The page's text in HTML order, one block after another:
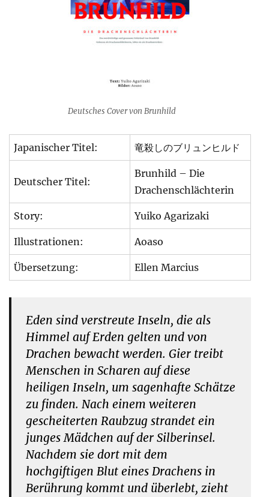
Deutsches Cover von Brunhild
Japanischer Titel: 竜殺しのブリュンヒルド
Deutscher Titel:
Brunhild – Die
Drachenschlächterin
Story: Yuiko Agarizaki
Illustrationen: Aoaso
Übersetzung: Ellen Marcius
Eden sind verstreute Inseln, die als
Himmel auf Erden gelten und von
Drachen bewacht werden. Gier treibt
Menschen in Scharen auf diese
heiligen Inseln, um sagenhafte Schätze
zu finden. Nach einem weiteren
gescheiterten Raubzug strandet ein
junges Mädchen auf der Silberinsel.
Nachdem sie dort mit dem
hochgiftigen Blut eines Drachens in
Berührung kommt und überlebt, zieht